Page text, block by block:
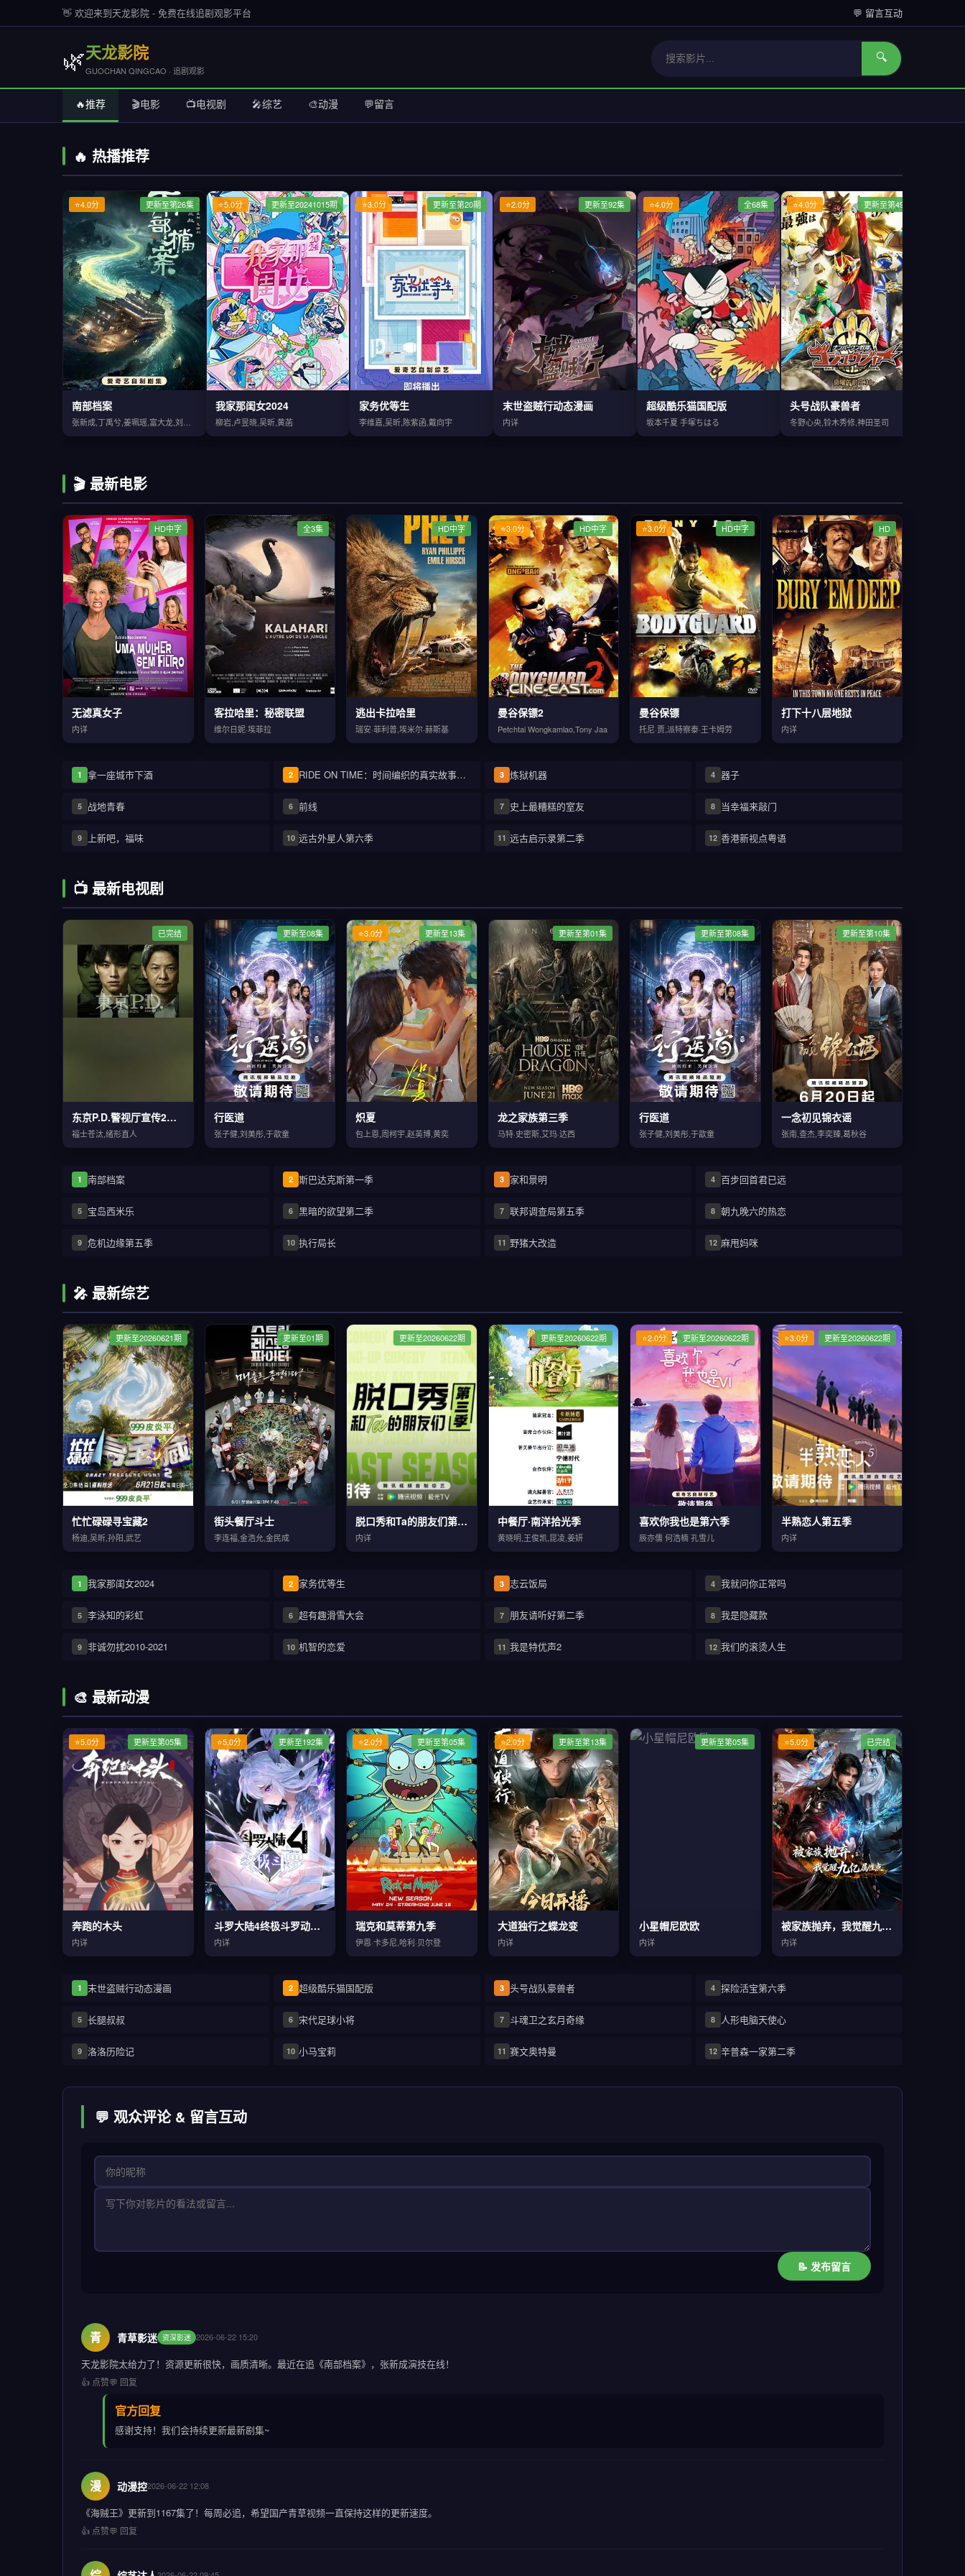
👋 欢迎来到天龙影院 - 免费在线追剧观影平台 💬 留言互动
🌿天龙影院
GUOCHAN QINGCAO · 追剧观影
🔍
🔥推荐 🎬电影 📺电视剧 🎤综艺 🎨动漫 💬留言
🔥 热播推荐
更新至第26集
⭐4.0分
南部档案
更新至20241015期
⭐5.0分
我家那闺女2024
柳岩,卢昱晓,吴昕,黄菡
更新至第20期
⭐3.0分
家务优等生
李维嘉,吴昕,陈紫函,戴向宇
更新至92集
⭐2.0分
末世盗贼行动态漫画
内详
全68集
⭐4.0分
超级酷乐猫国配版
坂本千夏 手塚ちはる
更新至第49集
⭐4.0分
头号战队豪兽者
冬野心央,铃木秀修,神田圣司
🎬 最新电影
HD中字
无滤真女子
内详
全3集
客拉哈里：秘密联盟
维尔日妮·埃菲拉
HD中字
逃出卡拉哈里
瑞安·菲利普,埃米尔·赫斯基
HD中字
⭐3.0分
曼谷保镖2
Petchtai Wongkamlao,Tony Jaa
HD中字
⭐3.0分
曼谷保镖
托尼·贾,派特察泰·王卡姆劳
HD
打下十八层地狱
内详
1 拿一座城市下酒 2 RIDE ON TIME：时间编织的真实故事第三季 3 炼狱机器 4 器子
5 战地青春 6 前线 7 史上最糟糕的室友 8 当幸福来敲门
9 上新吧，福味 10 远古外星人第六季 11 远古启示录第二季 12 香港新视点粤语
📺 最新电视剧
已完结
东京P.D.警视厅宣传2系第二季
福士苍汰,绪形直人
更新至08集
行医道
张子健,刘美彤,于歆童
更新至13集
⭐3.0分
炽夏
包上恩,周柯宇,赵英博,黄奕
更新至第01集
龙之家族第三季
马特·史密斯,艾玛·达西
更新至第08集
行医道
张子健,刘美彤,于歆童
更新至第10集
一念初见锦衣谣
张南,查杰,李奕臻,葛秋谷
1 南部档案 2 斯巴达克斯第一季 3 家和景明 4 百步回首君已远
5 宝岛西米乐 6 黑暗的欲望第二季 7 联邦调查局第五季 8 朝九晚六的热恋
9 危机边缘第五季 10 执行局长 11 野猪大改造 12 麻甩妈咪
🎤 最新综艺
更新至20260621期
忙忙碌碌寻宝藏2
杨迪,吴昕,孙阳,武艺
更新至01期
街头餐厅斗士
李连福,金浩允,金民成
更新至20260622期
脱口秀和Ta的朋友们第三季
内详
更新至20260622期
中餐厅·南洋拾光季
黄晓明,王俊凯,昆凌,姜妍
更新至20260622期
⭐2.0分
喜欢你我也是第六季
辰亦儒 何浩楠 孔雪儿
更新至20260622期
⭐3.0分
半熟恋人第五季
内详
1 我家那闺女2024 2 家务优等生 3 志云饭局 4 我就问你正常吗
5 李泳知的彩虹 6 超有趣滑雪大会 7 朋友请听好第二季 8 我是隐藏款
9 非诚勿扰2010-2021 10 机智的恋爱 11 我是特优声2 12 我们的滚烫人生
🎨 最新动漫
更新至第05集
⭐5.0分
奔跑的木头
内详
更新至192集
⭐5.0分
斗罗大陆4终极斗罗动态漫画
内详
更新至第05集
⭐2.0分
瑞克和莫蒂第九季
伊恩·卡多尼,哈利·贝尔登
更新至第13集
⭐2.0分
大道独行之蝶龙变
内详
更新至第05集
小星帽尼欧欧
内详
已完结
⭐5.0分
被家族抛弃，我觉醒九亿属性点
内详
1 末世盗贼行动态漫画 2 超级酷乐猫国配版 3 头号战队豪兽者 4 探险活宝第六季
5 长腿叔叔 6 宋代足球小将 7 斗魂卫之玄月奇缘 8 人形电脑天使心
9 洛洛历险记 10 小马宝莉 11 赛文奥特曼 12 辛普森一家第二季
💬 观众评论 & 留言互动
📝 发布留言
青 青草影迷 资深影迷 2026-06-22 15:20
天龙影院太给力了！资源更新很快，画质清晰。最近在追《南部档案》，张新成演技在线！
👍 点赞💬 回复
官方回复
感谢支持！我们会持续更新最新剧集~
漫 动漫控2026-06-22 12:08
《海贼王》更新到1167集了！每周必追，希望国产青草视频一直保持这样的更新速度。
👍 点赞💬 回复